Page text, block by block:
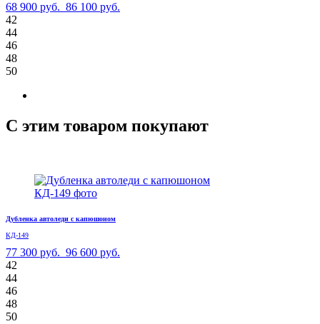
68 900 руб. 86 100 руб.
42
44
46
48
50
С этим товаром покупают
Дубленка автоледи с капюшоном
КД-149
77 300 руб. 96 600 руб.
42
44
46
48
50